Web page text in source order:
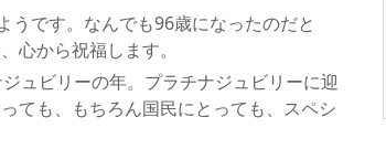
うです。なんでも96歳になったのだと
心から祝福します。
ュビリーの年。プラチナジュビリーに迎
ても、もちろん国民にとっても、スペシ